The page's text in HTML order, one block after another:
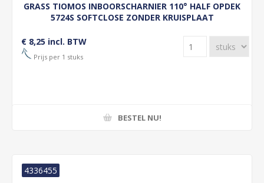
GRASS TIOMOS INBOORSCHARNIER 110° HALF OPDEK
5724S SOFTCLOSE ZONDER KRUISPLAAT
€ 8,25 incl. BTW
Prijs per 1 stuks
BESTEL NU!
4336455